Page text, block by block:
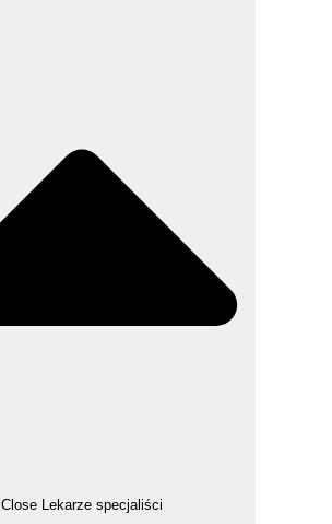
Close Lekarze specjaliści